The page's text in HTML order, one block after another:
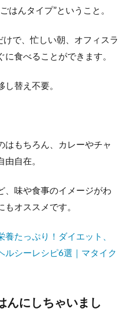
はんタイプ”ということ。
で、忙しい朝、オフィスラ
食べることができます。
替え不要。
はもちろん、カレーやチャ
自在。
、味や食事のイメージがわ
オススメです。
養たっぷり！ダイエット、
ルシーレシピ6選｜マタイク
んにしちゃいまし